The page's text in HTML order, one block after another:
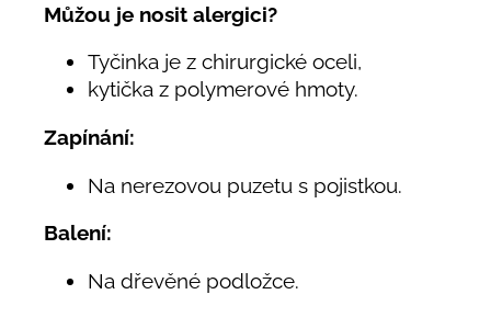
Můžou je nosit alergici?
Tyčinka je z chirurgické oceli,
kytička z polymerové hmoty.
Zapínání:
Na nerezovou puzetu s pojistkou.
Balení:
Na dřevěné podložce.